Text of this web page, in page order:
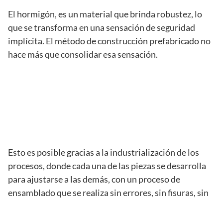
El hormigón, es un material que brinda robustez, lo
que se transforma en una sensación de seguridad
implícita. El método de construcción prefabricado no
hace más que consolidar esa sensación.
Esto es posible gracias a la industrialización de los
procesos, donde cada una de las piezas se desarrolla
para ajustarse a las demás, con un proceso de
ensamblado que se realiza sin errores, sin fisuras, sin